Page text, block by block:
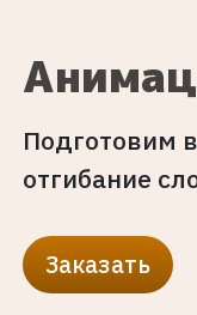
Подготовим
отгибание
Заказать